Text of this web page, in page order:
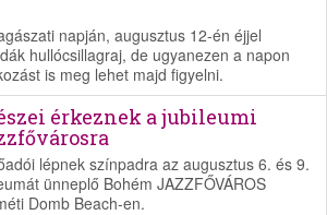
napján, augusztus 12-én éjjel
hullócsillagraj, de ugyanezen a napon
is meg lehet majd figyelni.
érkeznek a jubileumi
lépnek színpadra az augusztus 6. és 9.
ünneplő Bohém JAZZFŐVÁROS
Domb Beach-en.